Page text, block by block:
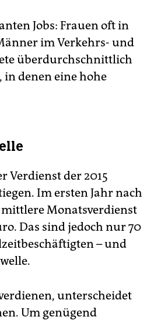
Jobs: Frauen oft in
im Verkehrs- und
überdurchschnittlich
in denen eine hohe
Verdienst der 2015
Im ersten Jahr nach
Monatsverdienst
Das sind jedoch nur 70
– und
unterscheidet
Um genügend